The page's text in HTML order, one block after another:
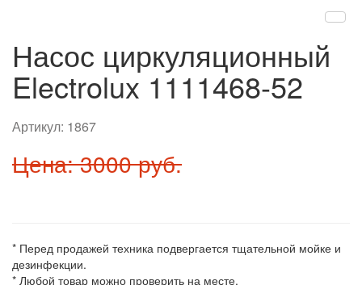
Насос циркуляционный
Electrolux 1111468-52
Артикул: 1867
Цена: 3000 руб.
* Перед продажей техника подвергается тщательной мойке и
дезинфекции.
* Любой товар можно проверить на месте.